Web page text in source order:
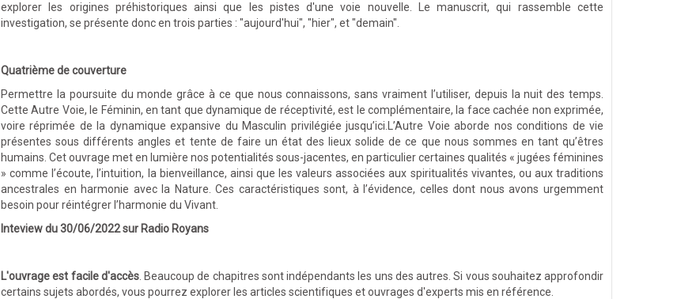
explorer les origines préhistoriques ainsi que les pistes d'une voie nouvelle. Le manuscrit, qui rassemble cette
investigation, se présente donc en trois parties : "aujourd'hui", "hier", et "demain".
Quatrième de couverture
Permettre la poursuite du monde grâce à ce que nous connaissons, sans vraiment l’utiliser, depuis la nuit des temps.
Cette Autre Voie, le Féminin, en tant que dynamique de réceptivité, est le complémentaire, la face cachée non exprimée,
voire réprimée de la dynamique expansive du Masculin privilégiée jusqu’ici.L’Autre Voie aborde nos conditions de vie
présentes sous différents angles et tente de faire un état des lieux solide de ce que nous sommes en tant qu’êtres
humains. Cet ouvrage met en lumière nos potentialités sous-jacentes, en particulier certaines qualités « jugées féminines
» comme l’écoute, l’intuition, la bienveillance, ainsi que les valeurs associées aux spiritualités vivantes, ou aux traditions
ancestrales en harmonie avec la Nature. Ces caractéristiques sont, à l’évidence, celles dont nous avons urgemment
besoin pour réintégrer l’harmonie du Vivant.
Inteview du 30/06/2022 sur Radio Royans
L'ouvrage est facile d'accès. Beaucoup de chapitres sont indépendants les uns des autres. Si vous souhaitez approfondir
certains sujets abordés, vous pourrez explorer les articles scientifiques et ouvrages d'experts mis en référence.